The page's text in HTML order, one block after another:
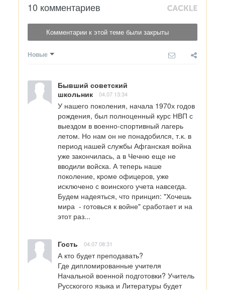
10 комментариев
Комментарии к этой теме были закрыты
Новые
Бывший советский
школьник
04.07 13:34
У нашего поколения, начала 1970х годов
рождения, был полноценный курс НВП с
выездом в военно-спортивный лагерь
летом. Но нам он не понадобился, т.к. в
период нашей службы Афганская война
уже закончилась, а в Чечню еще не
вводили войска. А теперь наше
поколение, кроме офицеров, уже
исключено с воинского учета навсегда.
Будем надеяться, что принцип: "Хочешь
мира  - готовься к войне" сработает и на
этот раз...
Гость 04.07 08:31
А кто будет преподавать?
Где дипломированные учителя
Начальной военной подготовки? Учитель
Русскогого языка и Литературы будет